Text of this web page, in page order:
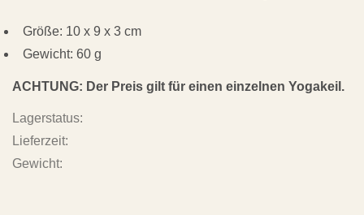
Größe: 10 x 9 x 3 cm
Gewicht: 60 g
ACHTUNG: Der Preis gilt für einen einzelnen Yogakeil.
Lagerstatus:
Lieferzeit:
Gewicht: